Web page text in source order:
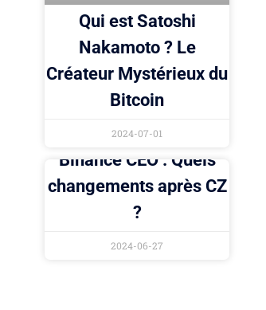
Qui est Satoshi
Nakamoto ? Le
Créateur Mystérieux du
Bitcoin
2024-07-01
Binance CEO : Quels
changements après CZ
?
2024-06-27